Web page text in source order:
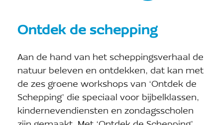
Ontdek de schepping
Aan de hand van het scheppingsverhaal de
natuur beleven en ontdekken, dat kan met
de zes groene workshops van ‘Ontdek de
Schepping’ die speciaal voor bijbelklassen,
kindernevendiensten en zondagsscholen